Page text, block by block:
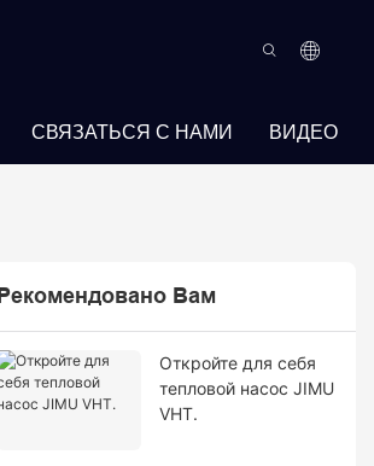
СВЯЗАТЬСЯ С НАМИ ВИДЕО
Рекомендовано Вам
Откройте для себя
тепловой насос JIMU
VHT.